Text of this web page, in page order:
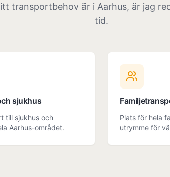
transportbehov är i Aarhus, är jag
tid.
sjukhus
till sjukhus och
Aarhus-området.
Plats för hela
utrymme för